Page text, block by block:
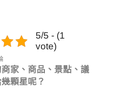
5/5 - (1
vote)
家、商品、景點、議
顆星呢？